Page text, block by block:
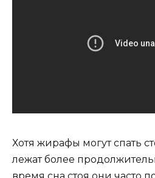
Хотя жирафы могут спать
лежат более